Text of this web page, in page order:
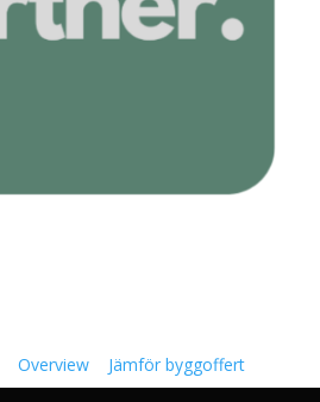
Overview Jämför byggoffert